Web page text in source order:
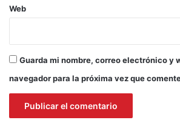
Web
Guarda mi nombre, correo electrónico y
navegador para la próxima vez que